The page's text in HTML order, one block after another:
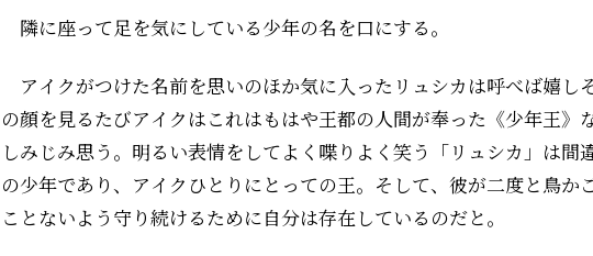
隣に座って足を気にしている少年の名を口にする。
アイクがつけた名前を思いのほか気に入ったリュシカは呼べば嬉し
の顔を見るたびアイクはこれはもはや王都の人間が奉った《少年王》
しみじみ思う。明るい表情をしてよく喋りよく笑う「リュシカ」は間
の少年であり、アイクひとりにとっての王。そして、彼が二度と鳥か
ことないよう守り続けるために自分は存在しているのだと。